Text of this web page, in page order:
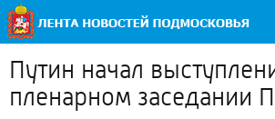
Путин начал
пленарном